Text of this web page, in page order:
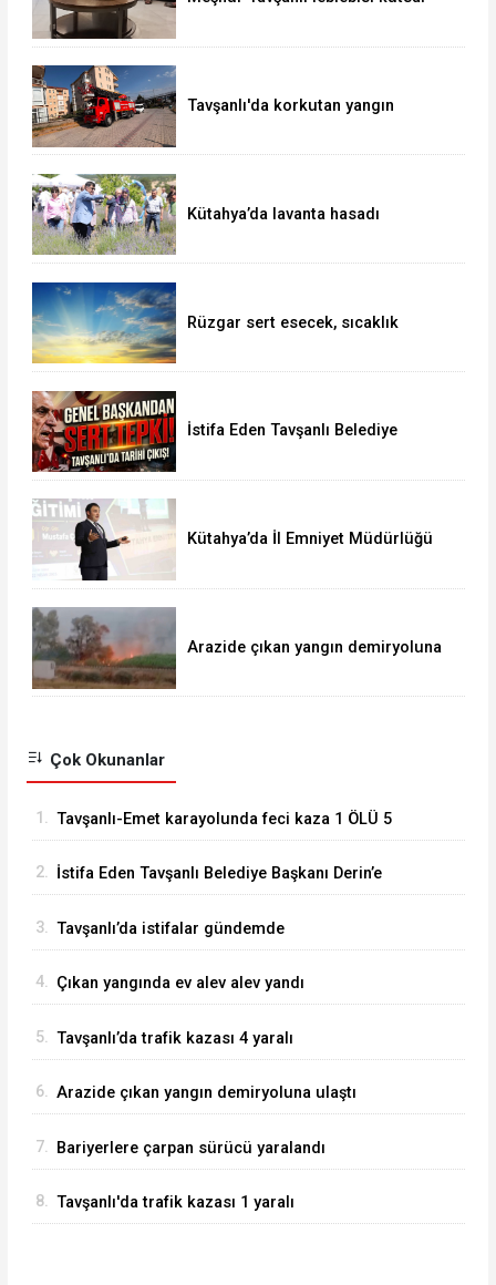
Tavşanlı'da korkutan yangın
Kütahya’da lavanta hasadı
Rüzgar sert esecek, sıcaklık
İstifa Eden Tavşanlı Belediye
Kütahya’da İl Emniyet Müdürlüğü
Arazide çıkan yangın demiryoluna
Çok Okunanlar
1. Tavşanlı-Emet karayolunda feci kaza 1 ÖLÜ 5
2. İstifa Eden Tavşanlı Belediye Başkanı Derin’e
3. Tavşanlı’da istifalar gündemde
4. Çıkan yangında ev alev alev yandı
5. Tavşanlı’da trafik kazası 4 yaralı
6. Arazide çıkan yangın demiryoluna ulaştı
7. Bariyerlere çarpan sürücü yaralandı
8. Tavşanlı'da trafik kazası 1 yaralı